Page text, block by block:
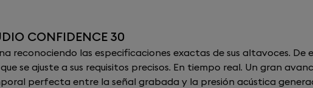
CONFIDENCE 30
reconociendo las especificaciones exactas de sus altavoces. De
se ajuste a sus requisitos precisos. En tiempo real. Un gran
perfecta entre la señal grabada y la presión acústica